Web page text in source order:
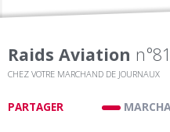
Raids Aviation n°81
CHEZ VOTRE MARCHAND DE JOURNAUX
PARTAGER